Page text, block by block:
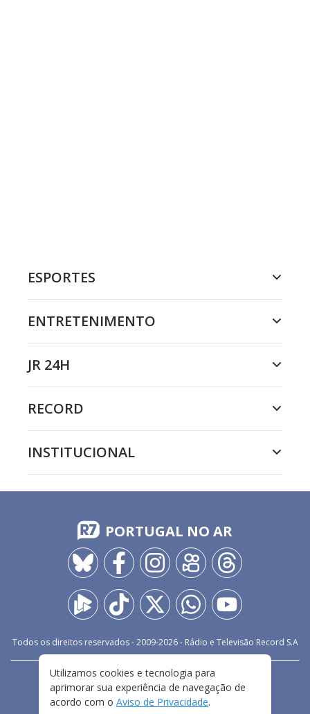
ESPORTES
ENTRETENIMENTO
JR 24H
RECORD
INSTITUCIONAL
PORTUGAL NO AR
Todos os direitos reservados - 2009-2026- Rádio e Televisão Record S.A
FALE CONOSCO
PRIVACIDADE
TERMOS E CONDIÇÕES DE USO
Utilizamos cookies e tecnologia para
aprimorar sua experiência de navegação de
acordo com o Aviso de Privacidade.